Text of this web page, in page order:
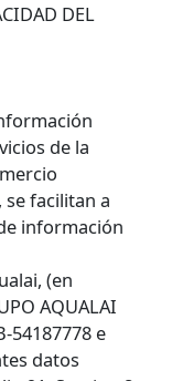
DEL
de la
se facilitan a
información
(en
AQUALAI
54187778 e
datos